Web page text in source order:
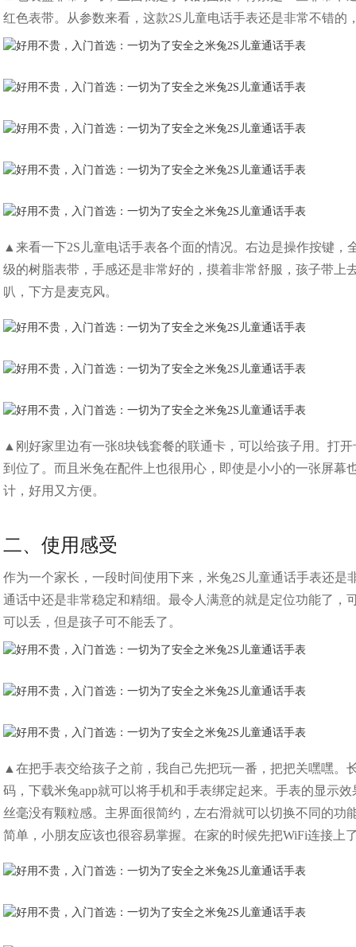
红色表带。从参数来看，这款2S儿童电话手表还是非常不错的
▲来看一下2S儿童电话手表各个面的情况。右边是操作按键
级的树脂表带，手感还是非常好的，摸着非常舒服，孩子带上
叭，下方是麦克风。
▲刚好家里边有一张8块钱套餐的联通卡，可以给孩子用。打
到位了。而且米兔在配件上也很用心，即使是小小的一张屏
计，好用又方便。
二、使用感受
作为一个家长，一段时间使用下来，米兔2S儿童通话手表还
通话中还是非常稳定和精细。最令人满意的就是定位功能了
可以丢，但是孩子可不能丢了。
▲在把手表交给孩子之前，我自己先把玩一番，把把关嘿嘿。
码，下载米兔app就可以将手机和手表绑定起来。手表的显示
丝毫没有颗粒感。主界面很简约，左右滑就可以切换不同的
简单，小朋友应该也很容易掌握。在家的时候先把WiFi连接